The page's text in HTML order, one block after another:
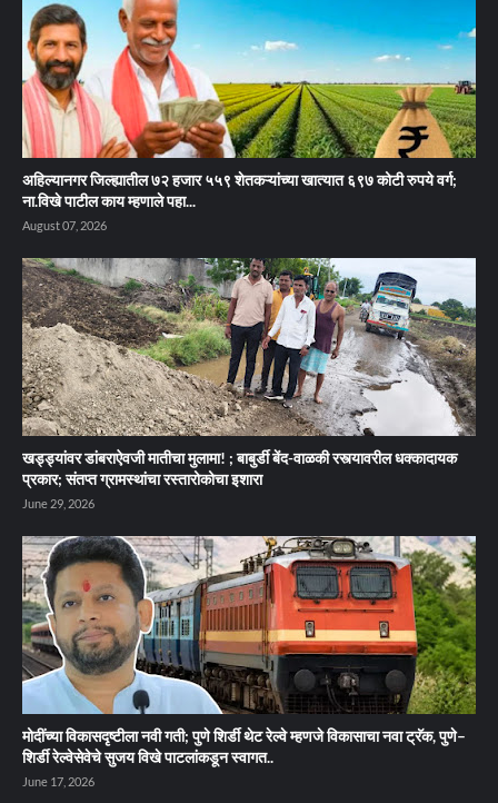
अहिल्यानगर जिल्ह्यातील ७२ हजार ५५९ शेतकऱ्यांच्या खात्यात ६९७ कोटी रुपये वर्ग;
ना.विखे पाटील काय म्हणाले पहा...
August 07, 2026
खड्ड्यांवर डांबराऐवजी मातीचा मुलामा! ; बाबुर्डी बेंद-वाळकी रस्त्यावरील धक्कादायक
प्रकार; संतप्त ग्रामस्थांचा रस्तारोकोचा इशारा
June 29, 2026
मोदींच्या विकासदृष्टीला नवी गती; पुणे शिर्डी थेट रेल्वे म्हणजे विकासाचा नवा ट्रॅक, पुणे–
शिर्डी रेल्वेसेवेचे सुजय विखे पाटलांकडून स्वागत..
June 17, 2026